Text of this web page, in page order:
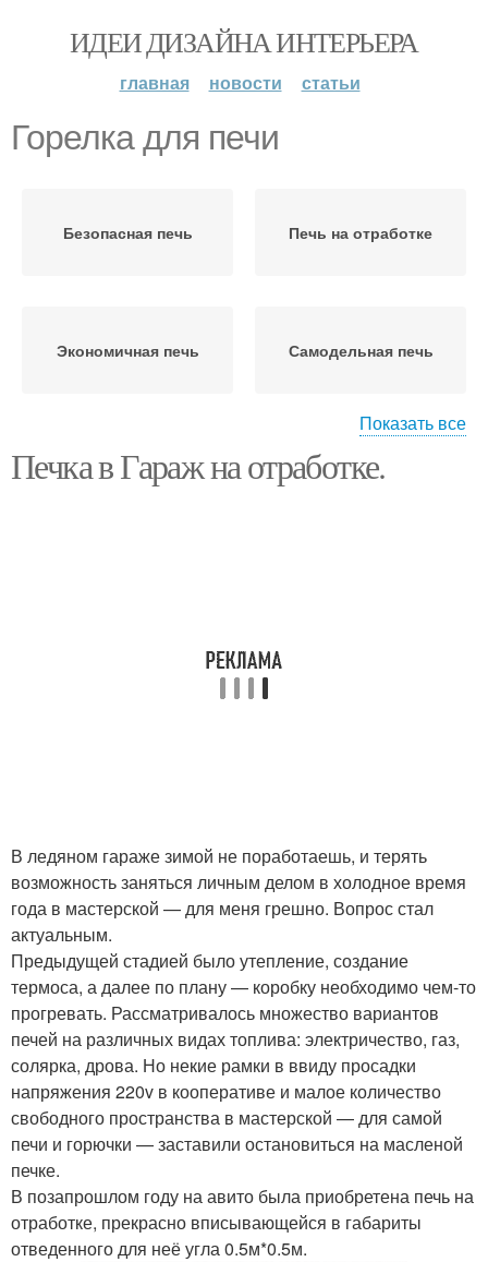
ИДЕИ ДИЗАЙНА ИНТЕРЬЕРА
главная новости статьи
Горелка для печи
Безопасная печь Печь на отработке
Экономичная печь Самодельная печь
Печь для гаража
Показать все
Печка в Гараж на отработке.
В ледяном гараже зимой не поработаешь, и терять
возможность заняться личным делом в холодное время
года в мастерской — для меня грешно. Вопрос стал
актуальным.
Предыдущей стадией было утепление, создание
термоса, а далее по плану — коробку необходимо чем-то
прогревать. Рассматривалось множество вариантов
печей на различных видах топлива: электричество, газ,
солярка, дрова. Но некие рамки в ввиду просадки
напряжения 220v в кооперативе и малое количество
свободного пространства в мастерской — для самой
печи и горючки — заставили остановиться на масленой
печке.
В позапрошлом году на авито была приобретена печь на
отработке, прекрасно вписывающейся в габариты
отведенного для неё угла 0.5м*0.5м.